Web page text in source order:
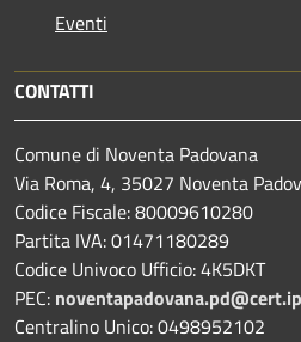
Eventi
CONTATTI
Comune di Noventa Padovana
Via Roma, 4, 35027 Noventa
Codice Fiscale: 80009610280
Partita IVA: 01471180289
Codice Univoco Ufficio: 4K5DKT
PEC:
Centralino Unico: 0498952102